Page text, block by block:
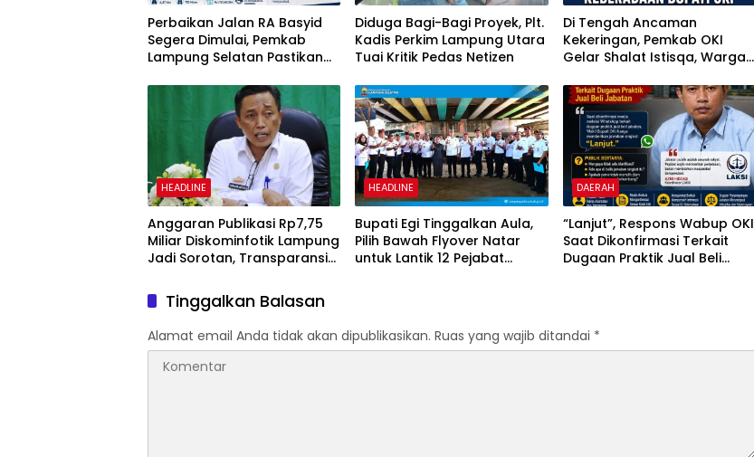
Perbaikan Jalan RA Basyid
Segera Dimulai, Pemkab
Lampung Selatan Pastikan
dan Nyaman
Diduga Bagi-Bagi Proyek, Plt.
Kadis Perkim Lampung Utara
Tuai Kritik Pedas Netizen
Di Tengah Ancaman
Kekeringan, Pemkab OKI
Gelar Shalat Istisqa, Warga
Bupati OKI
HEADLINE
Anggaran Publikasi Rp7,75
Miliar Diskominfotik Lampung
Jadi Sorotan, Transparansi
Dipertanyakan
HEADLINE
Bupati Egi Tinggalkan Aula,
Pilih Bawah Flyover Natar
untuk Lantik 12 Pejabat
DAERAH
“Lanjut”, Respons Wabup OKI
Saat Dikonfirmasi Terkait
Dugaan Praktik Jual Beli
Tinggalkan Balasan
Alamat email Anda tidak akan dipublikasikan. Ruas yang wajib ditandai *